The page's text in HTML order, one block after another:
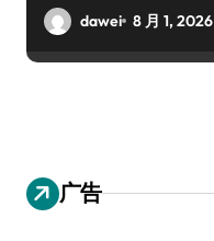
dawei 8 月 1, 2026
广告